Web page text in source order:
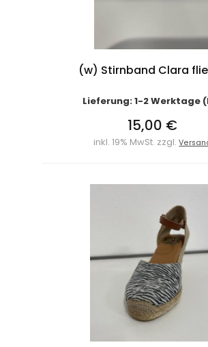
(w) Stirnband Clara
Lieferung: 1-2 Werktage
15,00 €
inkl. 19% MwSt. zzgl.